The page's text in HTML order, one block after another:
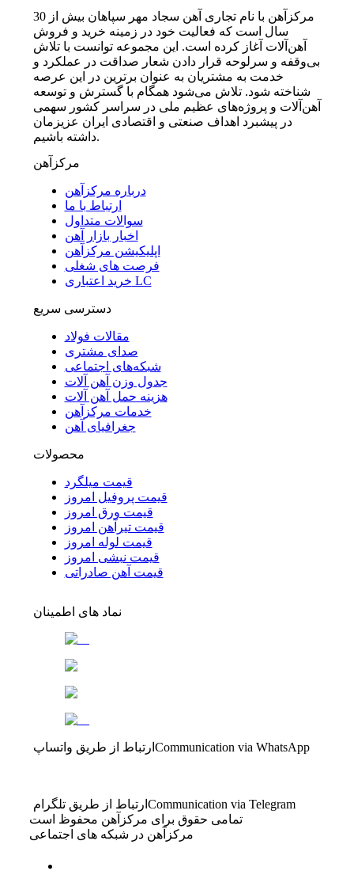
مرکزآهن با نام تجاری آهن سجاد مهر سپاهان بیش از 30
سال است که فعالیت خود در زمینه خرید و فروش
آهن‌آلات آغاز کرده است. این مجموعه توانست با تلاش
بی‌وقفه و سرلوحه قرار دادن شعار صداقت در عملکرد و
خدمت به مشتریان به عنوان برترین در این عرصه
شناخته شود. تلاش می‌شود همگام با گسترش و توسعه
آهن‌آلات و پروژه‌های عظیم ملی در سراسر کشور سهمی
در پیشبرد اهداف صنعتی و اقتصادی ایران عزیزمان
داشته باشیم.
مرکزآهن
درباره مرکزآهن
ارتباط با ما
سوالات متداول
اخبار بازار آهن
اپلیکیشن مرکزآهن
فرصت های شغلی
خرید اعتباری LC
دسترسی سریع
مقالات فولاد
صدای مشتری
شبکه‌های اجتماعی
جدول وزن آهن آلات
هزینه حمل آهن آلات
خدمات مرکزآهن
جغرافیای آهن
محصولات
قیمت میلگرد
قیمت پروفیل امروز
قیمت ورق امروز
قیمت تیرآهن امروز
قیمت لوله امروز
قیمت نبشی امروز
قیمت آهن صادراتی
نماد های اطمینان
ارتباط از طریق واتساپ Communication via WhatsApp
ارتباط از طریق تلگرام Communication via Telegram
تمامی حقوق برای مرکزآهن محفوظ است
مرکزآهن در شبکه های اجتماعی